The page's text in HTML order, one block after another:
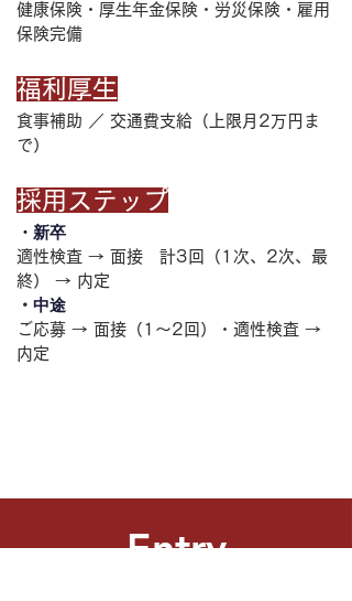
健康保険・厚生年金保険・労災保険・雇用
保険完備
福利厚生
食事補助 ／ 交通費支給（上限月2万円ま
で）
採用ステップ
・新卒
適性検査 → 面接 計3 回（1次、2次、最
終） → 内定
・ 中途
ご応募 → 面接（1〜2回）・適性検査 →
内定
Entry